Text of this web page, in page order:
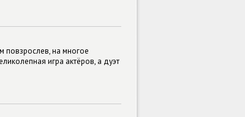
повзрослев, на многое
игра актёров, а дуэт